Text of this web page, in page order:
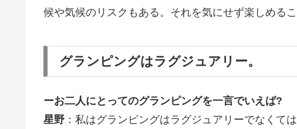
候や気候のリスクもある。それを気にせず楽しめるこ
グランピングはラグジュアリー。
ーお二人にとってのグランピングを一言でいえば?
星野 ：私はグランピングはラグジュアリーでなくて